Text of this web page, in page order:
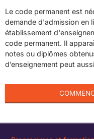
Le code permanent est
demande d'admission en
établissement
code permanent. Il
notes ou diplômes
d’enseignement peut